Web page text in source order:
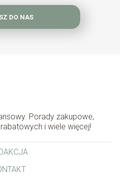
DO NAS
Porady zakupowe,
i wiele więcej!